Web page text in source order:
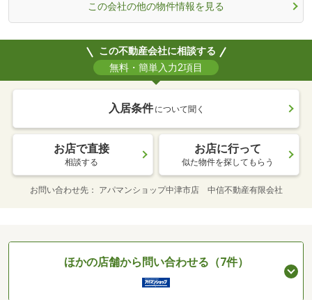
この会社の他の物件情報を見る
この不動産会社に相談する
無料・簡単入力2項目
入居条件 について聞く
お店で直接
相談する
お店に行って
似た物件を探してもらう
お問い合わせ先 アパマンショップ中津市店 中信不動産有限会社
ほかの店舗から問い合わせる（7件）